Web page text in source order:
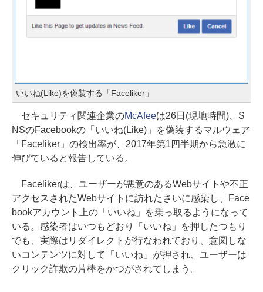
いいね(Like)を偽装する「Faceliker」
セキュリティ関連企業のMcAfeeは26日(現地時間)、S
NSのFacebookの「いいね(Like)」を偽装するマルウェア
「Faceliker」の検出率が、2017年第1四半期から急激に
伸びていると報告している。
Facelikerは、ユーザーが悪意のあるWebサイトや不正
アクセスされたWebサイトに訪れたさいに感染し、Face
bookアカウント上の「いいね」を乗っ取るようになって
いる。感染者はいつもどおり「いいね」を押したつもり
でも、実際はリダイレクトが行なわれており、意図しな
いコンテンツに対して「いいね」が押され、ユーザーは
クリック詐欺の片棒をかつがされてしまう。